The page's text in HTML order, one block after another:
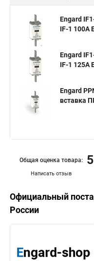
Engard
IF-1 100А
Engard
IF-1 125А
Engard
вставка
Написать отзыв
Общая оценка товара: 5
Официальный
России